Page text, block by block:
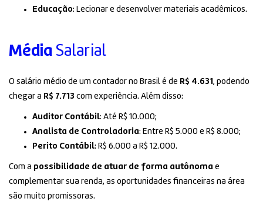
Educação: Lecionar e desenvolver materiais acadêmicos.
Média Salarial
O salário médio de um contador no Brasil é de R$ 4.631 , podendo
chegar a R$ 7.713 com experiência. Além disso:
Auditor Contábil: Até R$ 10.000;
Analista de Controladoria: Entre R$ 5.000 e R$ 8.000;
Perito Contábil: R$ 6.000 a R$ 12.000.
Com a possibilidade de atuar de forma autônoma e
complementar sua renda, as oportunidades financeiras na área
são muito promissoras.